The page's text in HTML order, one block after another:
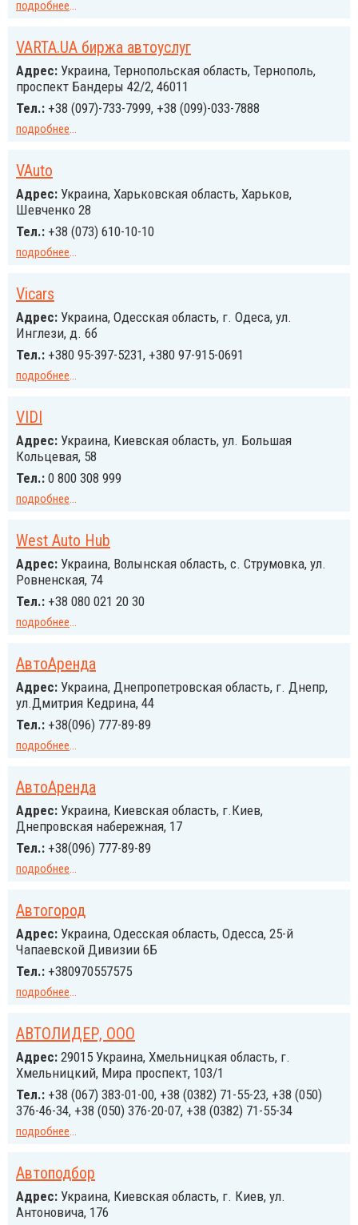
подробнее...
VARTA.UA биржа автоуслуг
Адрес: Украина, Тернопольская область, Тернополь,
проспект Бандеры 42/2, 46011
Тел.: +38 (097)-733-7999, +38 (099)-033-7888
подробнее...
VAuto
Адрес: Украина, Харьковская область, Харьков,
Шевченко 28
Тел.: +38 (073) 610-10-10
подробнее...
Vicars
Адрес: Украина, Одесская область, г. Одеса, ул.
Инглези, д. 6б
Тел.: +380 95-397-5231, +380 97-915-0691
подробнее...
VIDI
Адрес: Украина, Киевская область, ул. Большая
Кольцевая, 58
Тел.: 0 800 308 999
подробнее...
West Auto Hub
Адрес: Украина, Волынская область, с. Струмовка, ул.
Ровненская, 74
Тел.: +38 080 021 20 30
подробнее...
АвтоАренда
Адрес: Украина, Днепропетровская область, г. Днепр,
ул.Дмитрия Кедрина, 44
Тел.: +38(096) 777-89-89
подробнее...
АвтоАренда
Адрес: Украина, Киевская область, г.Киев,
Днепровская набережная, 17
Тел.: +38(096) 777-89-89
подробнее...
Автогород
Адрес: Украина, Одесская область, Одесса, 25-й
Чапаевской Дивизии 6Б
Тел.: +380970557575
подробнее...
АВТОЛИДЕР, ООО
Адрес: 29015 Украина, Хмельницкая область, г.
Хмельницкий, Мира проспект, 103/1
Тел.: +38 (067) 383-01-00, +38 (0382) 71-55-23, +38 (050)
376-46-34, +38 (050) 376-20-07, +38 (0382) 71-55-34
подробнее...
Автоподбор
Адрес: Украина, Киевская область, г. Киев, ул.
Антоновича, 176